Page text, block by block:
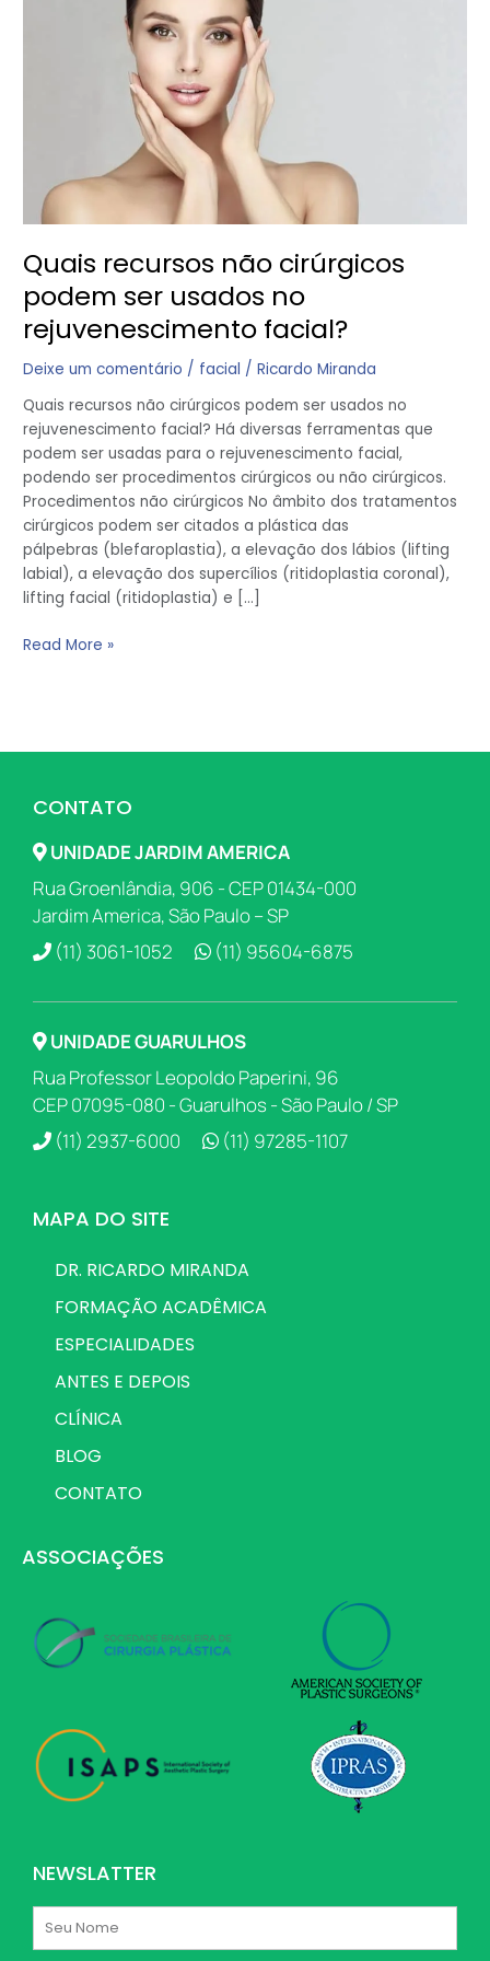
Quais recursos não cirúrgicos
podem ser usados no
rejuvenescimento facial?
Deixe um comentário / facial /Ricardo Miranda
Quais recursos não cirúrgicos podem ser usados no
rejuvenescimento facial? Há diversas ferramentas que
podem ser usadas para o rejuvenescimento facial,
podendo ser procedimentos cirúrgicos ou não cirúrgicos.
Procedimentos não cirúrgicos No âmbito dos tratamentos
cirúrgicos podem ser citados a plástica das
pálpebras (blefaroplastia), a elevação dos lábios (lifting
labial), a elevação dos supercílios (ritidoplastia coronal),
lifting facial (ritidoplastia) e […]
rejuvenescimento
Read More »
CONTATO
UNIDADE JARDIM AMERICA
Rua Groenlândia, 906 - CEP 01434-000
Jardim America, São Paulo – SP
(11) 3061-1052
(11) 95604-6875
UNIDADE GUARULHOS
Rua Professor Leopoldo Paperini, 96
CEP 07095-080 - Guarulhos - São Paulo / SP
(11) 2937-6000
(11) 97285-1107
MAPA DO SITE
DR. RICARDO MIRANDA
FORMAÇÃO ACADÊMICA
ESPECIALIDADES
ANTES E DEPOIS
CLÍNICA
BLOG
CONTATO
ASSOCIAÇÕES
NEWSLATTER